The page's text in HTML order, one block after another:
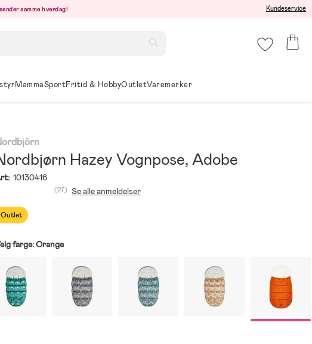
samme hverdag! Kundeservice
MammaSportFritid & HobbyOutletVaremerker
Hazey Vognpose, Adobe
10130416
Outlet
(27) Se alle anmeldelser
farge:Orange